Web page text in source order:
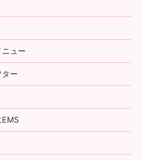
ュー
ター